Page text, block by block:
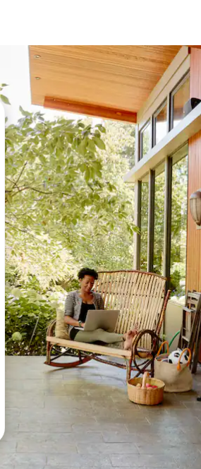
se strelicama prema gore i prema